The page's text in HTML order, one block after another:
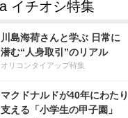
川島海荷さんと学ぶ 日常に
潜む“人身取引”のリアル
オリコンタイアップ特集
マクドナルドが40年にわたり
支える「小学生の甲子園」